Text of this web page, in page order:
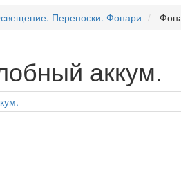
Переноски. Фонари
аккум.